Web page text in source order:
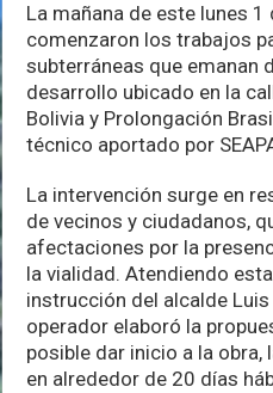
la
La mañana de este lunes
comenzaron los trabajos
subterráneas que emanan
desarrollo ubicado en la
Bolivia y Prolongación
técnico aportado por
La intervención surge en
de vecinos y ciudadanos,
afectaciones por la
la vialidad. Atendiendo
instrucción del alcalde
operador elaboró la
posible dar inicio a la
en alrededor de 20 días